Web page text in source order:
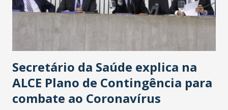
Secretário da Saúde explica na
ALCE Plano de Contingência para
combate ao Coronavírus